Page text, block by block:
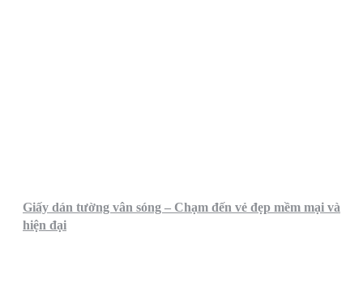
Giấy dán tường vân sóng – Chạm đến vẻ đẹp mềm mại và
hiện đại